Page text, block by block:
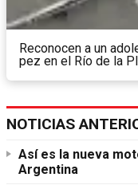
Reconocen a un
pez en el Río de la
NOTICIAS
Así es la nueva
Argentina